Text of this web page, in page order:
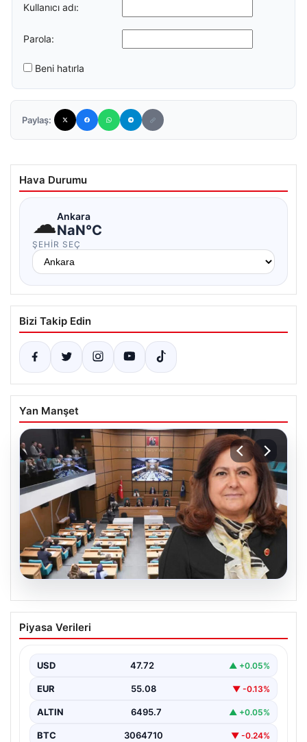
Kullanıcı adı:
Parola:
Beni hatırla
Paylaş:
Hava Durumu
☁Ankara
NaN°C
ŞEHIR SEÇ
Bizi Takip Edin
Yan Manşet
05.08.2026
Üsküdar Belediyesi’nde başkanvekili
Sibel Tan Çetinkaya oldu
Piyasa Verileri
USD 47.72 ▲ +0.05%
EUR 55.08 ▼ -0.13%
ALTIN 6495.7 ▲ +0.05%
BTC 3064710 ▼ -0.24%